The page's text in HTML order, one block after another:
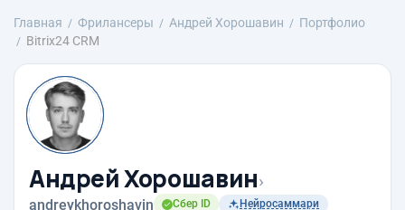
Главная Фрилансеры Андрей Хорошавин
Портфолио
Bitrix24 CRM
Андрей Хорошавин›
andreykhoroshavin Сбер ID Нейросаммари